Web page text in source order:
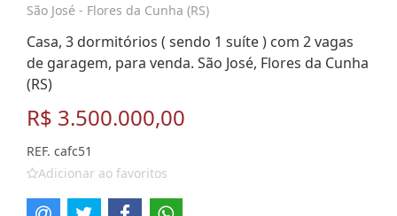
São José - Flores da Cunha (RS)
Casa, 3 dormitórios ( sendo 1 suíte ) com 2 vagas
de garagem, para venda. São José, Flores da Cunha
(RS)
R$ 3.500.000,00
REF. cafc51
Adicionar ao favoritos